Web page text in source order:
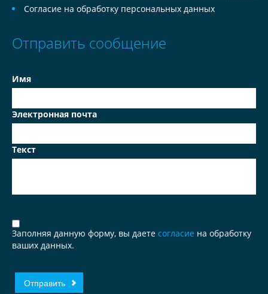
Согласие на обработку персональных данных
Отправить сообщение
Имя
Электронная почта
Текст
Заполняя данную форму, вы даете согласие на обработку
ваших данных.